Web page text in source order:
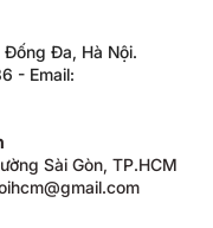
Đa, Hà Nội.
- Email:
Sài Gòn, TP.HCM